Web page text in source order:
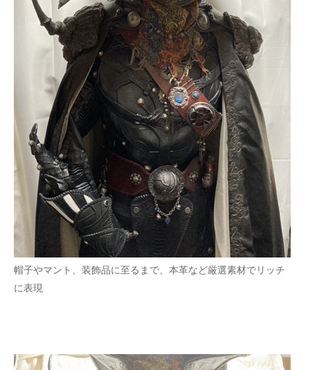
経営リーダーのコミュニティ
マーケ×ITの今がよく分かる
ITエンジニア向け専門サイト
企業向けIT製品の総合サイト
IT製品の技術・比較・事例
製造業のIT導入・活用を支援
モノづくり技術者専門サイト
エレクトロニクス専門サイト
電子設計の基本と応用
エネルギーの専門メディア
帽子やマント、装飾品に至るまで、本革など厳選素材でリッチ
に表現